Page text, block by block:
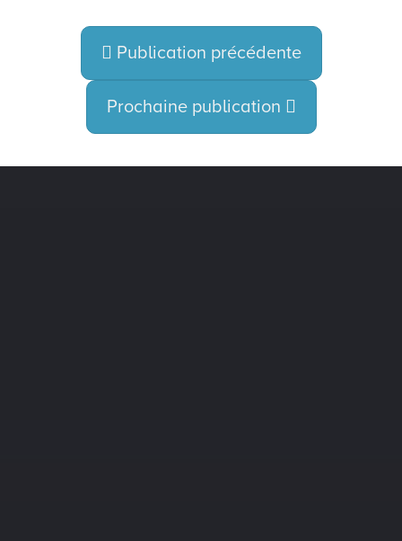
Publication précédente
Prochaine publication